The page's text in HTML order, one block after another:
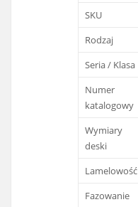
SKU
Rodzaj
Seria / Klasa
Numer
katalogowy
Wymiary
deski
Lamelowość
Fazowanie